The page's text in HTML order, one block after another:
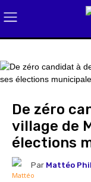
De zéro
village de
élections
Par Mattéo